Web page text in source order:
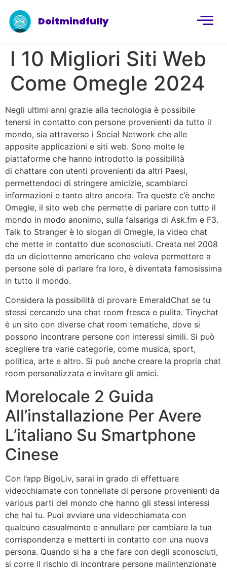
Doitmindfully
I 10 Migliori Siti Web
Come Omegle 2024
Negli ultimi anni grazie alla tecnologia è possibile
tenersi in contatto con persone provenienti da tutto il
mondo, sia attraverso i Social Network che alle
apposite applicazioni e siti web. Sono molte le
piattaforme che hanno introdotto la possibilità
di chattare con utenti provenienti da altri Paesi,
permettendoci di stringere amicizie, scambiarci
informazioni e tanto altro ancora. Tra queste c’è anche
Omegle, il sito web che permette di parlare con tutto il
mondo in modo anonimo, sulla falsariga di Ask.fm e F3.
Talk to Stranger è lo slogan di Omegle, la video chat
che mette in contatto due sconosciuti. Creata nel 2008
da un diciottenne americano che voleva permettere a
persone sole di parlare fra loro, è diventata famosissima
in tutto il mondo.
Considera la possibilità di provare EmeraldChat se tu
stessi cercando una chat room fresca e pulita. Tinychat
è un sito con diverse chat room tematiche, dove si
possono incontrare persone con interessi simili. Si può
scegliere tra varie categorie, come musica, sport,
politica, arte e altro. Si può anche creare la propria chat
room personalizzata e invitare gli amici.
Morelocale 2 Guida
All’installazione Per Avere
L’italiano Su Smartphone
Cinese
Con l’app BigoLiv, sarai in grado di effettuare
videochiamate con tonnellate di persone provenienti da
various parti del mondo che hanno gli stessi interessi
che hai tu. Puoi avviare una videochiamata con
qualcuno casualmente e annullare per cambiare la tua
corrispondenza e metterti in contatto con una nuova
persona. Quando si ha a che fare con degli sconosciuti,
si corre il rischio di incontrare persone malintenzionate